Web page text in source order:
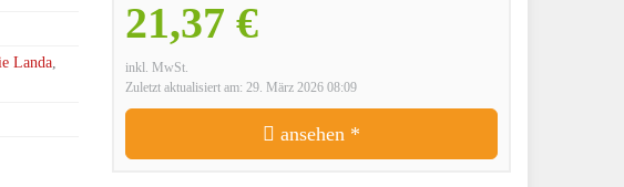
21,37 €
inkl. MwSt.
Zuletzt aktualisiert am: 29. März 2026 08:09
ansehen *
Landa,